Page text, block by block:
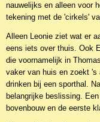
nauwelijks en alleen voor
tekening met de 'cirkels'
Alleen Leonie ziet wat er
eens iets over thuis. Ook
die voornamelijk in
vaker van huis en zoekt 's
drinken bij een sporthal.
belangrijke beslissing.
bovenbouw en de eerste